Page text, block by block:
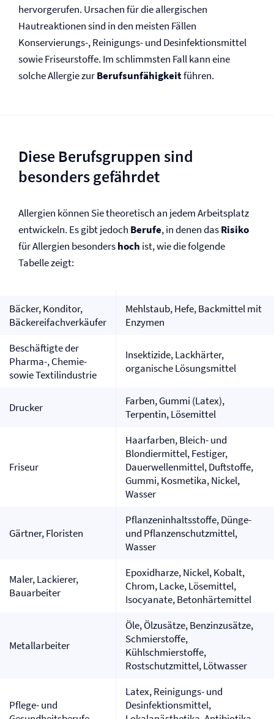
hervorgerufen. Ursachen für die allergischen
Hautreaktionen sind in den meisten Fällen
Konservierungs-, Reinigungs- und Desinfektionsmittel
sowie Friseurstoffe. Im schlimmsten Fall kann eine
solche Allergie zurBerufs­unfähigkeitführen.
Diese Berufsgruppen sind
besonders gefährdet
Allergien können Sie theoretisch an jedem Arbeitsplatz
entwickeln. Es gibt jedoch Berufe, in denen dasRisiko
für Allergien besondershoch ist, wie die folgende
Tabelle zeigt:
Bäcker, Konditor,
Bäckereifachverkäufer
Mehlstaub, Hefe, Backmittel mit
Enzymen
Beschäftigte der
Pharma-, Chemie-
sowie Textilindustrie
Insektizide, Lackhärter,
organische Lösungsmittel
Drucker
Farben, Gummi (Latex),
Terpentin, Lösemittel
Friseur
Haarfarben, Bleich- und
Blondiermittel, Festiger,
Dauerwellenmittel, Duftstoffe,
Gummi, Kosmetika, Nickel,
Wasser
Gärtner, Floristen
Pflanzeninhaltsstoffe, Dünge-
und Pflanzenschutzmittel,
Wasser
Maler, Lackierer,
Bauarbeiter
Epoxidharze, Nickel, Kobalt,
Chrom, Lacke, Lösemittel,
Isocyanate, Betonhärtemittel
Metallarbeiter
Öle, Ölzusätze, Benzinzusätze,
Schmierstoffe,
Kühlschmierstoffe,
Rostschutzmittel, Lötwasser
Pflege- und
Latex, Reinigungs- und
Desinfektionsmittel,